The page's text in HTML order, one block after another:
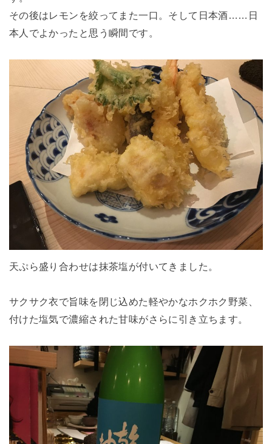
その後はレモンを絞ってまた一口。そして日本酒……日
本人でよかったと思う瞬間です。
天ぷら盛り合わせは抹茶塩が付いてきました。
サクサク衣で旨味を閉じ込めた軽やかなホクホク野菜、
付けた塩気で濃縮された甘味がさらに引き立ちます。